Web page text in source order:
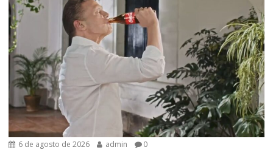
6 de agosto de 2026 admin 0